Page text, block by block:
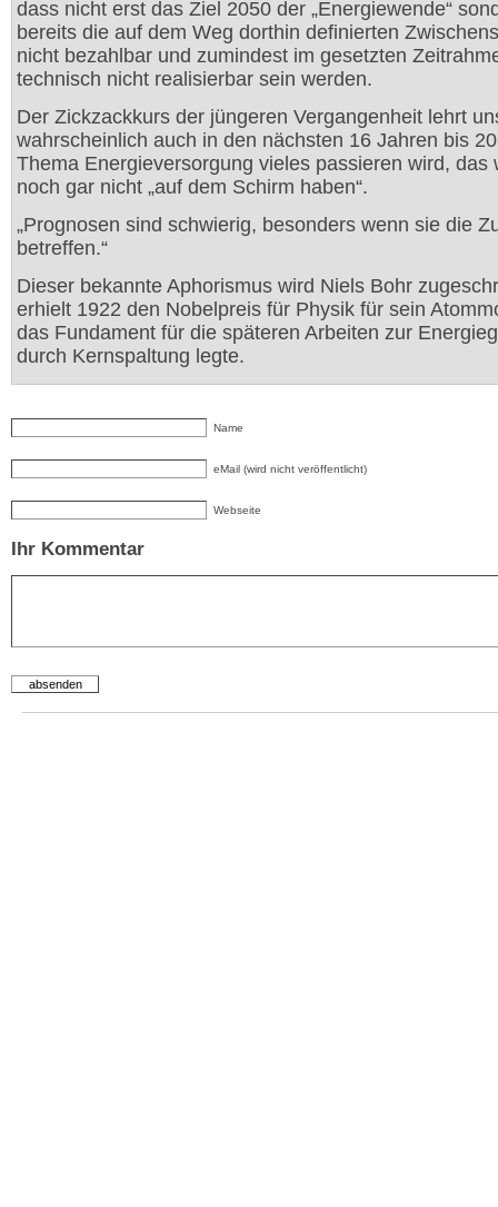
dass nicht erst das Ziel 2050 der „Energiewende“
bereits die auf dem Weg dorthin definierten
nicht bezahlbar und zumindest im gesetzten
technisch nicht realisierbar sein werden.
Der Zickzackkurs der jüngeren Vergangenheit lehrt
wahrscheinlich auch in den nächsten 16 Jahren bis
Thema Energieversorgung vieles passieren wird, das
noch gar nicht „auf dem Schirm haben“.
„Prognosen sind schwierig, besonders wenn sie die
betreffen.“
Dieser bekannte Aphorismus wird Niels Bohr
erhielt 1922 den Nobelpreis für Physik für sein
das Fundament für die späteren Arbeiten zur
durch Kernspaltung legte.
Name
eMail (wird nicht veröffentlicht)
Webseite
Ihr Kommentar